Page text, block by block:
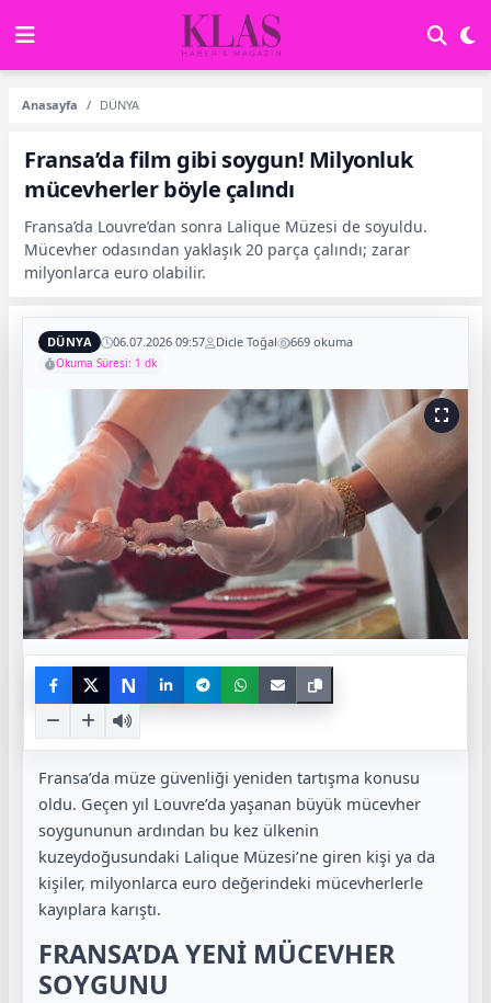
Anasayfa DÜNYA
Fransa’da film gibi soygun! Milyonluk
mücevherler böyle çalındı
Fransa’da Louvre’dan sonra Lalique Müzesi de soyuldu.
Mücevher odasından yaklaşık 20 parça çalındı; zarar
milyonlarca euro olabilir.
DÜNYA 06.07.2026 09:57 Dicle Toğal 669 okuma
Okuma Süresi: 1 dk
N
Fransa’da müze güvenliği yeniden tartışma konusu
oldu. Geçen yıl Louvre’da yaşanan büyük mücevher
soygununun ardından bu kez ülkenin
kuzeydoğusundaki Lalique Müzesi’ne giren kişi ya da
kişiler, milyonlarca euro değerindeki mücevherlerle
kayıplara karıştı.
FRANSA’DA YENİ MÜCEVHER
SOYGUNU